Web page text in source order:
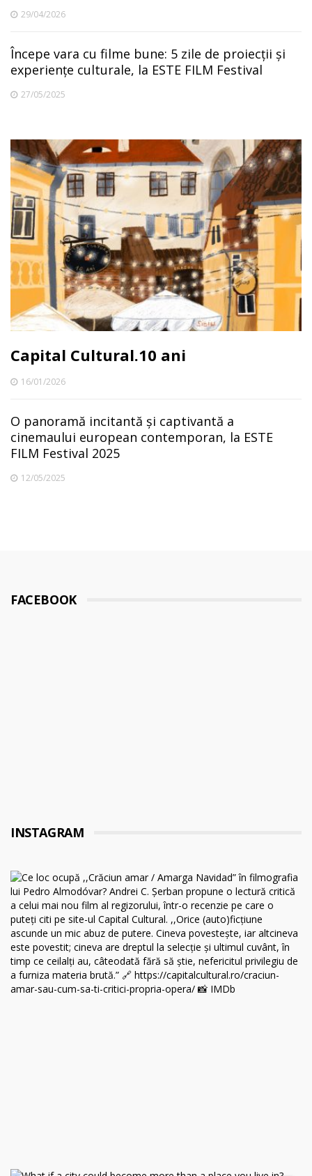
29/04/2026
Începe vara cu filme bune: 5 zile de proiecții și
experiențe culturale, la ESTE FILM Festival
27/05/2025
Capital Cultural.10 ani
16/01/2026
O panoramă incitantă și captivantă a
cinemaului european contemporan, la ESTE
FILM Festival 2025
12/05/2025
FACEBOOK
INSTAGRAM